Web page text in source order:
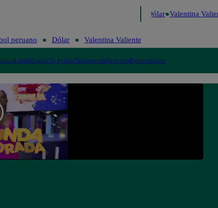
Dólar Valentina
peruano Dólar Valentina Valiente
LimaMundoTe ayudoTendenciasDeportesEspectáculos